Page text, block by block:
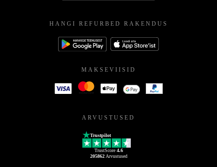
HANGI REFURBED RAKENDUS
MAKSEVIISID
ARVUSTUSED
Trustpilot
TrustScore 4.6
205862Arvustused